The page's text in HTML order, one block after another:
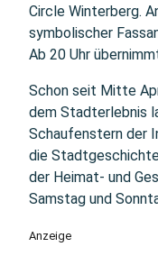
Circle Winterberg.
symbolischer
Ab 20 Uhr
Schon seit Mitte
dem Stadterlebnis
Schaufenstern der
die
der Heimat- und
Samstag und
Anzeige